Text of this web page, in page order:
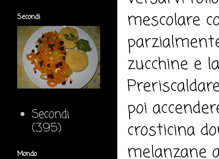
mescolare
zucchine e
poi
crosticina
melanzane
Secondi
Secondi
(395)
Mondo